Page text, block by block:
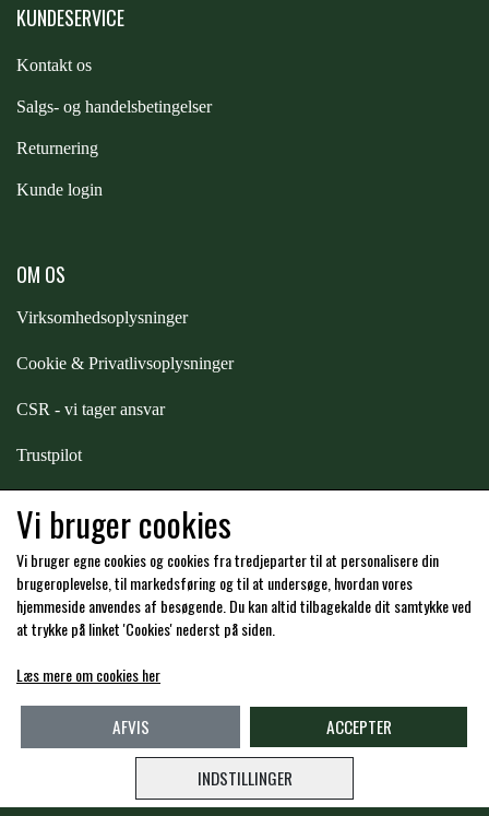
PREMIER EQUINE RYTTER
PHARMACARE
STAR TACK
TIMER GPS
TKO
WAHLSTEN
WALSH
KUNDESERVICE
Kontakt os
Salgs- og handelsbetingelser
Returnering
Kunde login
OM OS
Virksomhedsoplysninger
Cookie & Privatlivsoplysninger
CSR - vi tager ansvar
Trustpilot
Hos os kan du betale med:
Vi bruger cookies
Vi bruger egne cookies og cookies fra tredjeparter til at personalisere din
brugeroplevelse, til markedsføring og til at undersøge, hvordan vores
hjemmeside anvendes af besøgende. Du kan altid tilbagekalde dit samtykke ved
at trykke på linket 'Cookies' nederst på siden.
Læs mere om cookies her
INDSTILLINGER
AFVIS ACCEPTER